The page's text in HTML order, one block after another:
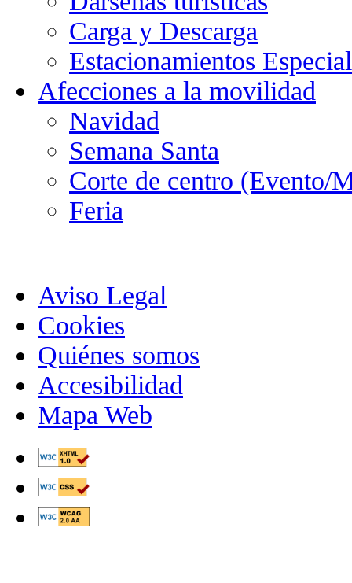
Carga y Descarga
Estacionamientos
Afecciones a la movilidad
Navidad
Semana Santa
Corte de centro (Evento/
Feria
Aviso Legal
Cookies
Quiénes somos
Accesibilidad
Mapa Web